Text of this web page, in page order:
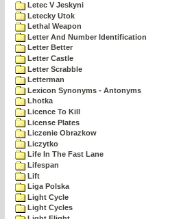
Letec V Jeskyni
Letecky Utok
Lethal Weapon
Letter And Number Identification
Letter Better
Letter Castle
Letter Scrabble
Letterman
Lexicon Synonyms - Antonyms
Lhotka
Licence To Kill
License Plates
Liczenie Obrazkow
Liczytko
Life In The Fast Lane
Lifespan
Lift
Liga Polska
Light Cycle
Light Cycles